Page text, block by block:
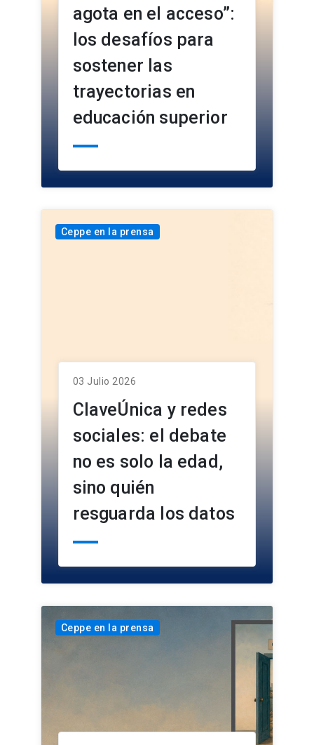
agota en el acceso”:
los desafíos para
sostener las
trayectorias en
educación superior
Ceppe en la prensa
03 Julio 2026
ClaveÚnica y redes
sociales: el debate
no es solo la edad,
sino quién
resguarda los datos
Ceppe en la prensa